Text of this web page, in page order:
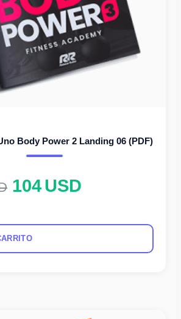
Body Power 2 Landing 06 (PDF)
104USD